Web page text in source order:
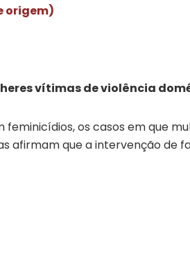
origem)
vítimas de violência
feminicídios, os casos em que
afirmam que a intervenção de